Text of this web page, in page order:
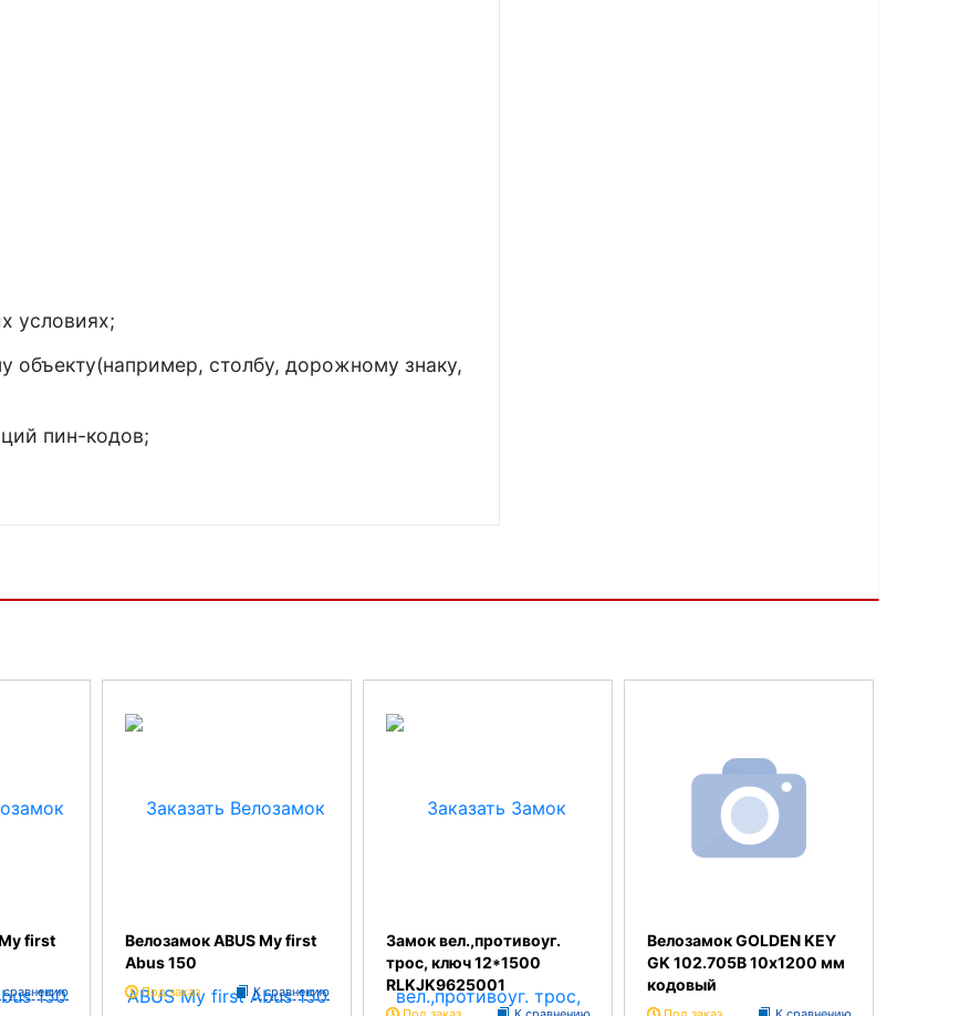
условиях;
объекту(например, столбу, дорожному знаку,
пин-кодов;
first
сравнению
Велозамок ABUS My first
Abus 150
Под заказ К сравнению
Замок вел.,противоуг.
трос, ключ 12*1500
RLKJK9625001
Велозамок GOLDEN KEY
GK 102.705B 10х1200 мм
кодовый